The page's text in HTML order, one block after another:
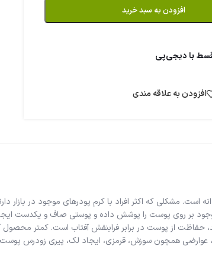
افزودن به سبد خرید
افزودن به علاقه مندی
است. مشکلی که اکثر افراد با کرم پودرهای موجود در
موجود بر روی پوست را پوشش داده و پوستی صاف و یکدست
از پوست در برابر فرابنفش آفتاب است. کمتر محصول
عوارضی همچون سوزش، قرمزی، ایجاد لک، پیری زودرس